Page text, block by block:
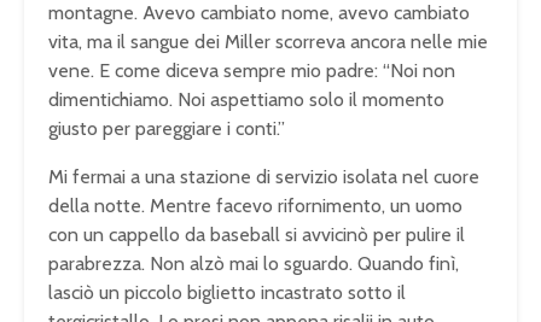
montagne. Avevo cambiato nome, avevo cambiato
vita, ma il sangue dei Miller scorreva ancora nelle mie
vene. E come diceva sempre mio padre: “Noi non
dimentichiamo. Noi aspettiamo solo il momento
giusto per pareggiare i conti.”
Mi fermai a una stazione di servizio isolata nel cuore
della notte. Mentre facevo rifornimento, un uomo
con un cappello da baseball si avvicinò per pulire il
parabrezza. Non alzò mai lo sguardo. Quando finì,
lasciò un piccolo biglietto incastrato sotto il